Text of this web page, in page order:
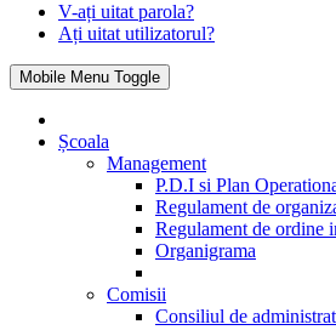
V-ați uitat parola?
Ați uitat utilizatorul?
Mobile Menu Toggle
Școala
Management
P.D.I si Plan
Regulament de
Regulament de ordine
Organigrama
Comisii
Consiliul de